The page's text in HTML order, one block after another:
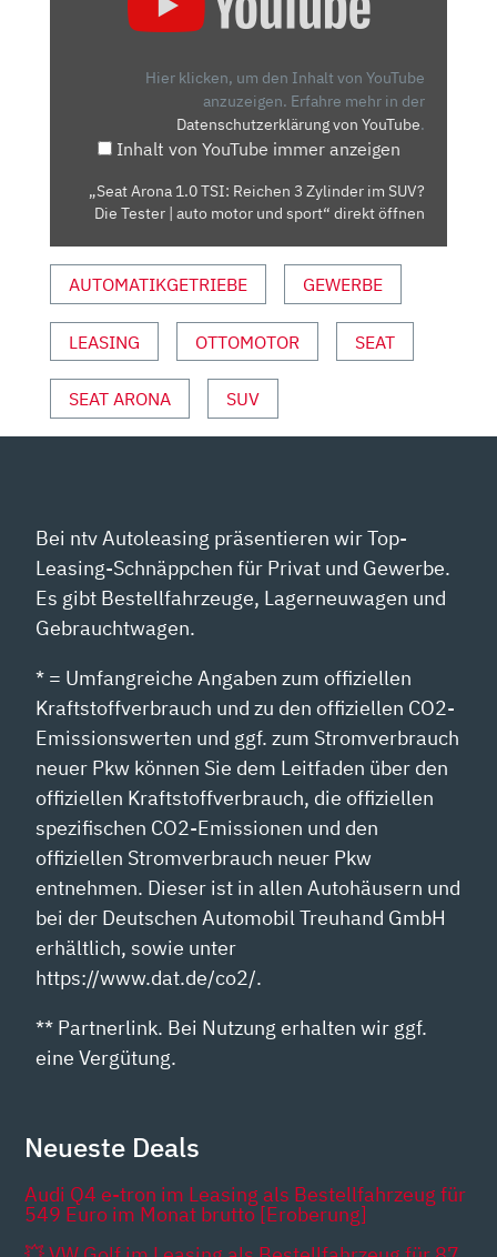
|
AUTO
UND
SPORT“
VON
YOUTUBE
Hier klicken, um den Inhalt von YouTube
anzuzeigen. Erfahre mehr in der
Datenschutzerklärung von YouTube.
Inhalt von YouTube immer anzeigen
„Seat Arona 1.0 TSI: Reichen 3 Zylinder im SUV?
Die Tester | auto motor und sport“ direkt öffnen
AUTOMATIKGETRIEBE GEWERBE
LEASING OTTOMOTOR SEAT
SEAT ARONA SUV
Bei ntv Autoleasing präsentieren wir Top-
Leasing-Schnäppchen für Privat und Gewerbe.
Es gibt Bestellfahrzeuge, Lagerneuwagen und
Gebrauchtwagen.
* = Umfangreiche Angaben zum offiziellen
Kraftstoffverbrauch und zu den offiziellen CO2-
Emissionswerten und ggf. zum Stromverbrauch
neuer Pkw können Sie dem Leitfaden über den
offiziellen Kraftstoffverbrauch, die offiziellen
spezifischen CO2-Emissionen und den
offiziellen Stromverbrauch neuer Pkw
entnehmen. Dieser ist in allen Autohäusern und
bei der Deutschen Automobil Treuhand GmbH
erhältlich, sowie unter
https://www.dat.de/co2/.
** Partnerlink. Bei Nutzung erhalten wir ggf.
eine Vergütung.
Neueste Deals
Audi Q4 e-tron im Leasing als Bestellfahrzeug für
549 Euro im Monat brutto [Eroberung]